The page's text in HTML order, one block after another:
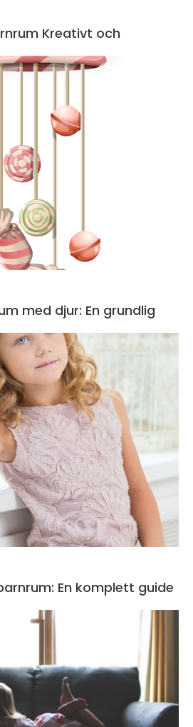
och
med djur: En grundlig
En komplett guide